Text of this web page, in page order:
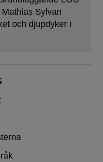
Sylvan
och djupdyker i